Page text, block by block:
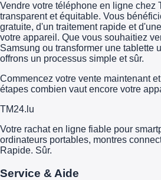
Vendre votre téléphone en ligne chez
transparent et équitable. Vous
gratuite, d'un traitement rapide et
votre appareil. Que vous souhaitiez
Samsung ou transformer une tablette
offrons un processus simple et sûr.
Commencez votre vente maintenant
étapes combien vaut encore votre
TM24.lu
Votre rachat en ligne fiable pour
ordinateurs portables, montres
Rapide. Sûr.
Service & Aide